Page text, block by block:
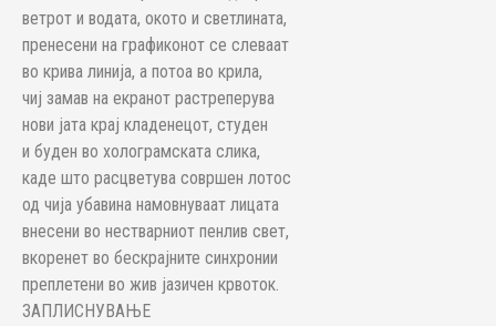
ветрот и водата, окото и светлината,
пренесени на графиконот се слеваат
во крива линија, а потоа во крила,
чиј замав на екранот растреперува
нови јата крај кладенецот, студен
и буден во холограмската слика,
каде што расцветува совршен лотос
од чија убавина намовнуваат лицата
внесени во нестварниот пенлив свет,
вкоренет во бескрајните синхронии
преплетени во жив јазичен крвоток.
ЗАПЛИСНУВАЊЕ